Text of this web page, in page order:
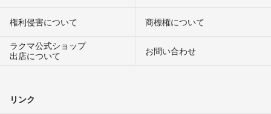
権利侵害について
商標権について
ラクマ公式ショップ
出店について
お問い合わせ
リンク